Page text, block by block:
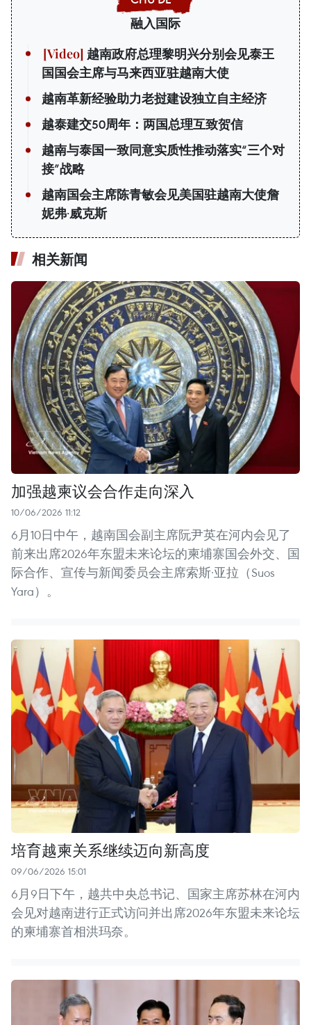
融入国际
越南政府总理黎明兴分别会见泰王
国国会主席与马来西亚驻越南大使
越南革新经验助力老挝建设独立自主经济
越泰建交50周年：两国总理互致贺信
越南与泰国一致同意实质性推动落实“三个对
接”战略
越南国会主席陈青敏会见美国驻越南大使詹
妮弗·威克斯
相关新闻
加强越柬议会合作走向深入
10/06/2026 11:12
6月10日中午，越南国会副主席阮尹英在河内会见了
前来出席2026年东盟未来论坛的柬埔寨国会外交、国
际合作、宣传与新闻委员会主席索斯·亚拉（Suos
Yara）。
培育越柬关系继续迈向新高度
09/06/2026 15:01
6月9日下午，越共中央总书记、国家主席苏林在河内
会见对越南进行正式访问并出席2026年东盟未来论坛
的柬埔寨首相洪玛奈。